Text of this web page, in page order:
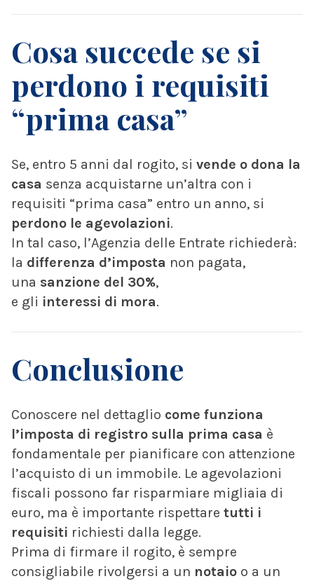
Cosa succede se si
perdono i requisiti
“prima casa”
Se, entro 5 anni dal rogito, si vende o dona la
casa senza acquistarne un’altra con i
requisiti “prima casa” entro un anno, si
perdono le agevolazioni.
In tal caso, l’Agenzia delle Entrate richiederà:
la differenza d’imposta non pagata,
una sanzione del 30%,
e gli interessi di mora.
Conclusione
Conoscere nel dettaglio come funziona
l’imposta di registro sulla prima casa è
fondamentale per pianificare con attenzione
l’acquisto di un immobile. Le agevolazioni
fiscali possono far risparmiare migliaia di
euro, ma è importante rispettare tutti i
requisiti richiesti dalla legge.
Prima di firmare il rogito, è sempre
consigliabile rivolgersi a un notaio o a un